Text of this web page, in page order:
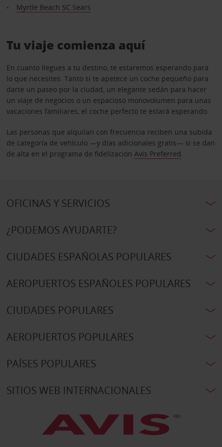
Myrtle Beach SC Sears
Tu viaje comienza aquí
En cuanto llegues a tu destino, te estaremos esperando para
lo que necesites. Tanto si te apetece un coche pequeño para
darte un paseo por la ciudad, un elegante sedán para hacer
un viaje de negocios o un espacioso monovolumen para unas
vacaciones familiares, el coche perfecto te estará esperando.
Las personas que alquilan con frecuencia reciben una subida
de categoría de vehículo —y días adicionales gratis— si se dan
de alta en el programa de fidelización Avis Preferred.
OFICINAS Y SERVICIOS
¿PODEMOS AYUDARTE?
CIUDADES ESPAÑOLAS POPULARES
AEROPUERTOS ESPAÑOLES POPULARES
CIUDADES POPULARES
AEROPUERTOS POPULARES
PAÍSES POPULARES
SITIOS WEB INTERNACIONALES